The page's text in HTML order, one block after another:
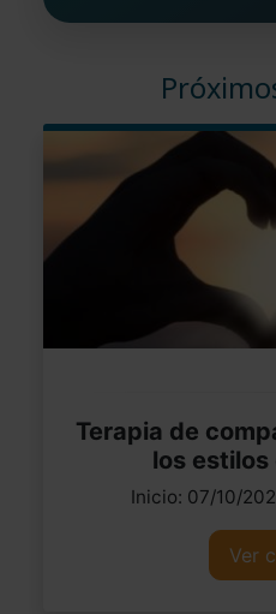
Terapia de
los
Inicio: 07/10/
Ver